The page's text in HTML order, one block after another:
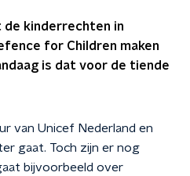
de kinderrechten in
for Children maken
is dat voor de tiende
van Unicef Nederland en
gaat. Toch zijn er nog
bijvoorbeeld over